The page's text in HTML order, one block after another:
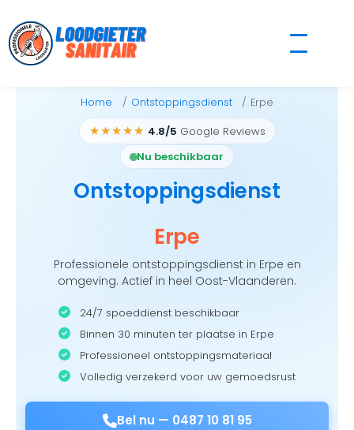
to
content
Home Ontstoppingsdienst Erpe
★★★★★ 4.8/5 Google Reviews
Nu beschikbaar
Ontstoppingsdienst
Erpe
Professionele ontstoppingsdienst in Erpe en
omgeving. Actief in heel Oost-Vlaanderen.
24/7 spoeddienst beschikbaar
Binnen 30 minuten ter plaatse in Erpe
Professioneel ontstoppingsmateriaal
Volledig verzekerd voor uw gemoedsrust
Bel nu — 0487 10 81 95